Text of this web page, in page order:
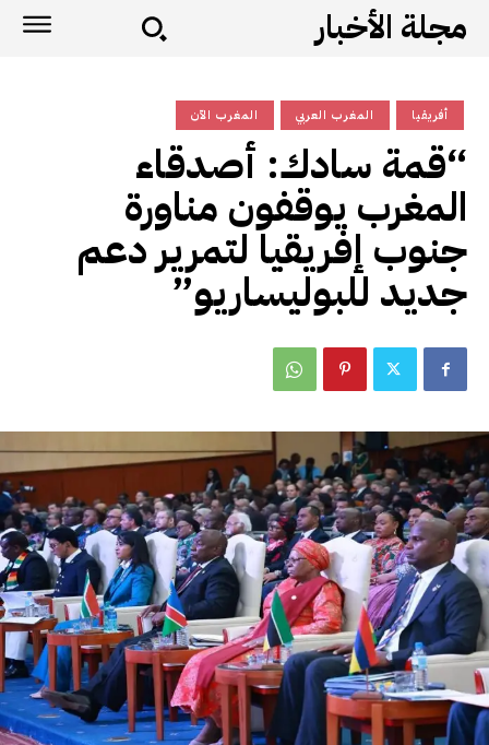
مجلة الأخبار
أفريقيا المغرب العربي المغرب الآن
“قمة سادك: أصدقاء
المغرب يوقفون مناورة
جنوب إفريقيا لتمرير دعم
جديد للبوليساريو”